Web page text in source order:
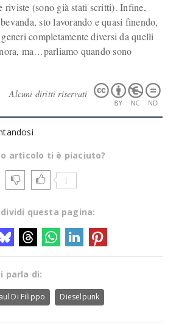
riviste (sono già stati scritti). Infine,
sto lavorando e quasi finendo,
completamente diversi da quelli
ma…parliamo quando sono
Alcuni diritti riservati
articolo ti è piaciuto?
1
questa pagina:
parla di:
Di Filippo Dieselpunk